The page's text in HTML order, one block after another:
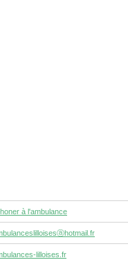
à l'ambulance
lilloises.fr